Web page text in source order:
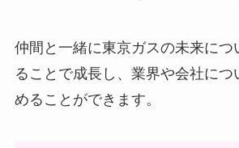
仲間と一緒に東京ガスの未来につ
ることで成長し、業界や会社につ
めることができます。